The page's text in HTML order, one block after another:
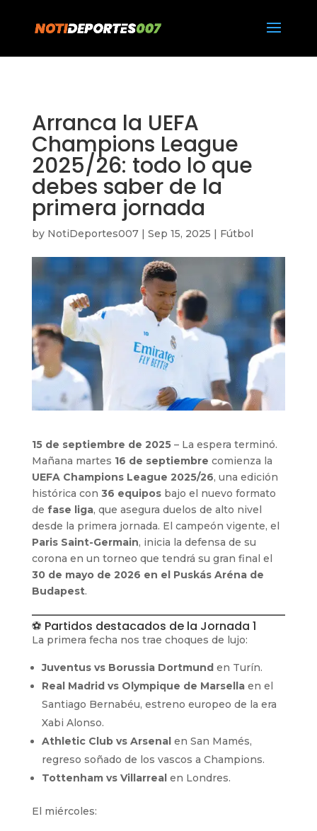
Arranca la UEFA
Champions League
2025/26: todo lo que
debes saber de la
primera jornada
by NotiDeportes007| Sep 15, 2025 | Fútbol
15 de septiembre de 2025– La espera terminó.
Mañana martes 16 de septiembre comienza la
UEFA Champions League 2025/26, una edición
histórica con 36 equiposbajo el nuevo formato
de fase liga, que asegura duelos de alto nivel
desde la primera jornada. El campeón vigente, el
Paris Saint-Germain, inicia la defensa de su
corona en un torneo que tendrá su gran final el
30 de mayo de 2026 en el Puskás Aréna de
Budapest.
⚽ Partidos destacados de la Jornada 1
La primera fecha nos trae choques de lujo:
Juventus vs Borussia Dortmunden Turín.
Real Madrid vs Olympique de Marsellaen el
Santiago Bernabéu, estreno europeo de la era
Xabi Alonso.
Athletic Club vs Arsenalen San Mamés,
regreso soñado de los vascos a Champions.
Tottenham vs Villarrealen Londres.
El miércoles: